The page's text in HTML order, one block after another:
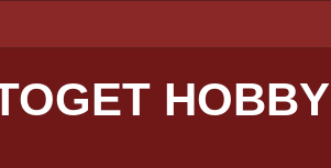
HOBBY